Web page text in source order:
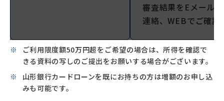
審査結果をEメール
連絡、WEBでご確認
ご利用限度額50万円超をご希望の場合は、所得を確認で
きる資料の写しのご提出をお願いする場合がございます。
山形銀行カードローンを既にお持ちの方は増額のお申し込
みも可能です。